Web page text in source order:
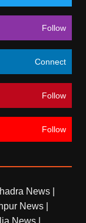
Follow
Connect
Follow
Follow
News
News
News